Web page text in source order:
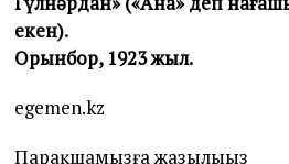
екен).
Орынбор, 1923 жыл.
egemen.kz
Парақшамызға жазылыңыз